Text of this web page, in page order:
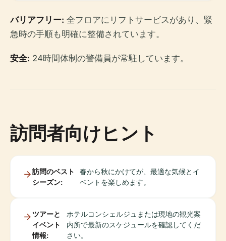
バリアフリー: 全フロアにリフトサービスがあり、緊
急時の手順も明確に整備されています。
安全: 24時間体制の警備員が常駐しています。
訪問者向けヒント
訪問のベスト
シーズン:
春から秋にかけてが、最適な気候とイ
ベントを楽しめます。
ツアーと
イベント
情報:
ホテルコンシェルジュまたは現地の観光案
内所で最新のスケジュールを確認してくだ
さい。